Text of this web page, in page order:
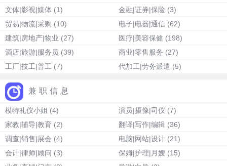
文体|影视|媒体 (1) 金融|证券|保险 (3)
贸易|物流|采购 (10) 电子|电器|通信 (62)
建筑|房地产|物业 (27) 医疗|美容保健 (198)
酒店|旅游|服务员 (39) 商业|零售服务 (27)
工厂|技工|普工 (7) 代加工|劳务派遣 (5)
兼职信息
模特礼仪小姐 (4) 演员|摄像|司仪 (7)
家教|辅导|教育 (2) 翻译|写作|编辑 (36)
调查|销售|展会 (4) 电脑|网站|设计 (21)
会计|律师|顾问 (3) 保姆|护理|月嫂 (15)